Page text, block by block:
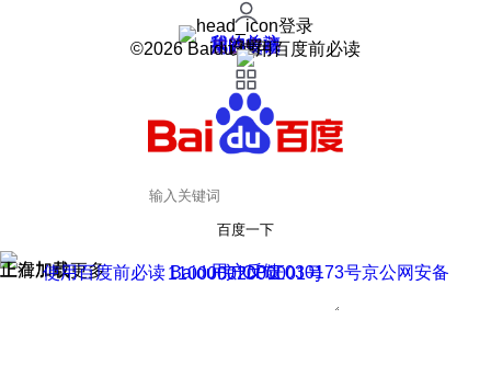
登录
我的关注
我的收藏
皮肤中心
用户反馈
设置
©2026 Baidu 使用百度前必读
百度一下
正在加载
上滑加载更多 用户反馈
使用百度前必读 Baidu 京ICP证030173号
京公网安备11000002000001号